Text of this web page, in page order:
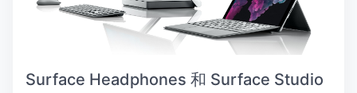
Surface Headphones 和 Surface Studio